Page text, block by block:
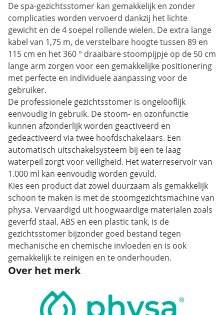
De spa-gezichtsstomer kan gemakkelijk en zonder
complicaties worden vervoerd dankzij het lichte
gewicht en de 4 soepel rollende wielen. De extra lange
kabel van 1,75 m, de verstelbare hoogte tussen 89 en
115 cm en het 360 ° draaibare stoompijpje op de 50 cm
lange arm zorgen voor een gemakkelijke positionering
met perfecte en individuele aanpassing voor de
gebruiker.
De professionele gezichtsstomer is ongelooflijk
eenvoudig in gebruik. De stoom- en ozonfunctie
kunnen afzonderlijk worden geactiveerd en
gedeactiveerd via twee hoofdschakelaars. Een
automatisch uitschakelsysteem bij een te laag
waterpeil zorgt voor veiligheid. Het waterreservoir van
1.000 ml kan eenvoudig worden gevuld.
Kies een product dat zowel duurzaam als gemakkelijk
schoon te maken is met de stoomgezichtsmachine van
physa. Vervaardigd uit hoogwaardige materialen zoals
geverfd staal, ABS en een plastic tank, is de
gezichtsstomer bijzonder goed bestand tegen
mechanische en chemische invloeden en is ook
gemakkelijk te reinigen en te onderhouden.
Over het merk